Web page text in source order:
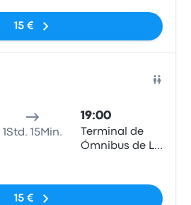
15 €
1Std. 15Min.
19:00
Terminal de
Ómnibus de La
15 €